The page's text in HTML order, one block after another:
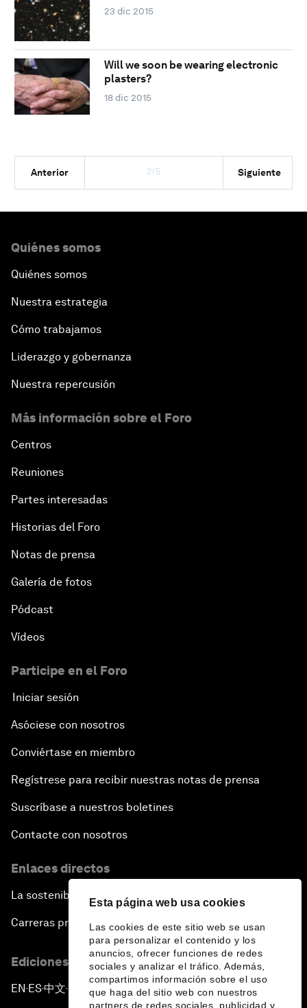
Esta página web usa cookies
Las cookies de este sitio web se usan
para personalizar el contenido y los
anuncios, ofrecer funciones de redes
sociales y analizar el tráfico. Además,
compartimos información sobre el uso
que haga del sitio web con nuestros
partners de redes sociales, publicidad y
23 dic 2015
Will we soon be wearing electronic
plasters?
18 dic 2015
Anterior 2/5 Siguiente
Quiénes somos
Quiénes somos
Nuestra estrategia
Cómo trabajamos
Liderazgo y gobernanza
Nuestra repercusión
Más información sobre el Foro
Centros
Reuniones
Partes interesadas
Historias del Foro
Notas de prensa
Galería de fotos
Pódcast
Vídeos
Participe en el Foro
Iniciar sesión
Asóciese con nosotros
Conviértase en miembro
Regístrese para recibir nuestras notas de prensa
Suscríbase a nuestros boletines
Contacte con nosotros
Enlaces directos
La sostenibilidad en el Foro
Carreras profesionales
Ediciones en otros idiomas
EN ▪ES▪中文▪ 日本語